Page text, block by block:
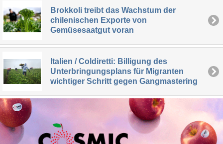
Brokkoli treibt das Wachstum der
chilenischen Exporte von
Gemüsesaatgut voran
Italien / Coldiretti: Billigung des
Unterbringungsplans für Migranten
wichtiger Schritt gegen Gangmastering